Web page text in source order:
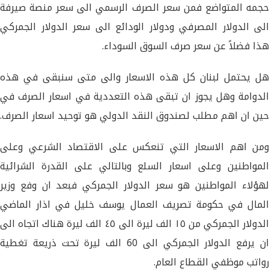
حجمه المتواضع فمن سعر الصرف الرسمي الى سعر منصة صيرفة
الى الدولار المصرفي ودولار الودائع الى سعر الدولار الجمركي
هذا فضلاً عن سعر صرف السوق السوداء.
هل يحتمل لبنان كل هذه الاسعار والى متى سنبقى في هذه
الدوامة وهل يجوز ان تبقى هذه التعددية في اسعار الصرف في
حين ان اهم مطلب لصندوق النقد الدولي هو توحيد اسعار الصرف.
ومن اهم الاسعار التي تنعكس على الاقتصاد الشرعي وعلى
المواطنين وعلى اسعار السلع وبالتالي على القدرة الشرائية
لهؤلاء المواطنين هو سعر الدولار الجمركي فبعد ان وفع وزير
المال في حكومة تصريف العمال يوسف خليل في اذار الماضي
الدولار الجمركي من ١٥ الف ليرة الى ٤٥ الف ليرة هناك اتجاه الى
ان يرفع الدولار الجمركي الى 60 الف ليرة تحت ذريعة تغطية
رواتب موظفي القطاع العام.